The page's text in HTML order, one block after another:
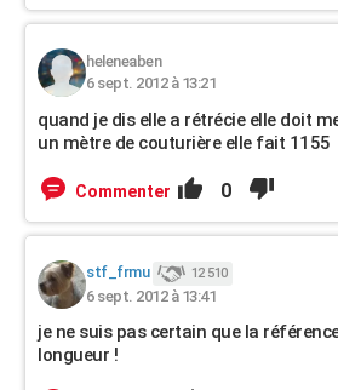
heleneaben
6 sept. 2012 à 13:21
quand je dis elle a rétrécie elle doit
un mètre de couturière elle fait 1155
Commenter 0
stf_frmu 12 510
6 sept. 2012 à 13:41
je ne suis pas certain que la
longueur !